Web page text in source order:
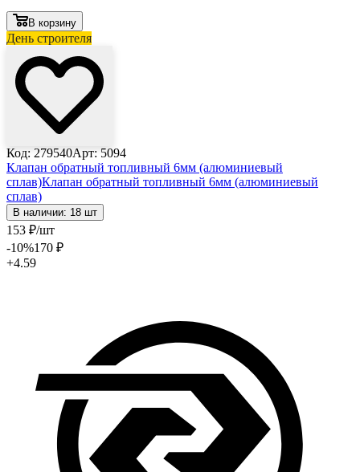
В корзину
День строителя
Код: 279540Арт: 5094
Клапан обратный топливный 6мм (алюминиевый
сплав)Клапан обратный топливный 6мм (алюминиевый
сплав)
В наличии: 18 шт
153 ₽/шт
-10%170 ₽
+4.59